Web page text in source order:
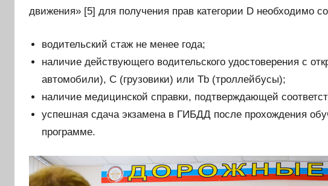
движения» [5] для получения прав категории D необходимо
водительский стаж не менее года;
наличие действующего водительского удостоверения с
автомобили), С (грузовики) или Tb (троллейбусы);
наличие медицинской справки, подтверждающей
успешная сдача экзамена в ГИБДД после прохождения
программе.